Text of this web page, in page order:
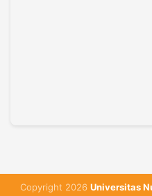
Copyright 2026 Universitas